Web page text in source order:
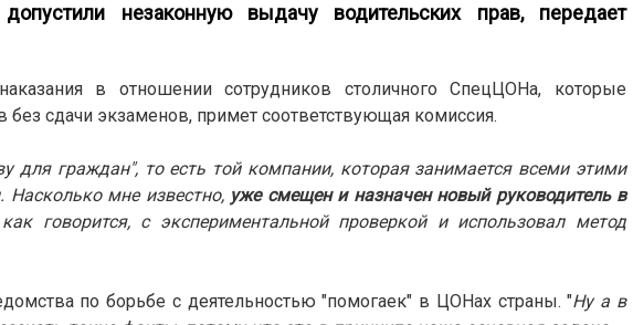
незаконную выдачу водительских прав, передает
в отношении сотрудников столичного СпецЦОНа, которые
без сдачи экзаменов, примет соответствующая комиссия.
для граждан", то есть той компании, которая занимается всеми этими
мне известно, уже смещен и назначен новый руководитель в
говорится, с экспериментальной проверкой и использовал метод
по борьбе с деятельностью "помогаек" в ЦОНах страны. "Ну а в